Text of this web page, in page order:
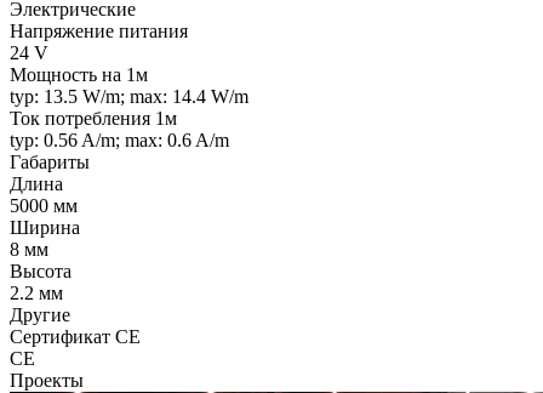
Электрические
Напряжение питания
24 V
Мощность на 1м
typ: 13.5 W/m; max: 14.4 W/m
Ток потребления 1м
typ: 0.56 A/m; max: 0.6 A/m
Габариты
Длина
5000 мм
Ширина
8 мм
Высота
2.2 мм
Другие
Сертификат CE
CE
Проекты